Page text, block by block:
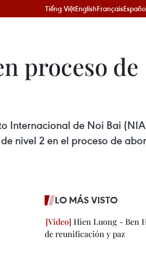
Tiếng ViệtEnglishFrançais
proceso de
Internacional de Noi Bai
nivel 2 en el proceso de
LO MÁS VISTO
Hien Luong - Ben
de reunificación y paz